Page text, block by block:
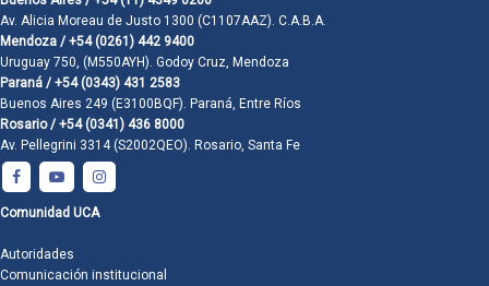
Av. Alicia Moreau de Justo 1300 (C1107AAZ). C.A.B.A.
Mendoza / +54 (0261) 442 9400
Uruguay 750, (M550AYH). Godoy Cruz, Mendoza
Paraná / +54 (0343) 431 2583
Buenos Aires 249 (E3100BQF). Paraná, Entre Ríos
Rosario / +54 (0341) 436 8000
Av. Pellegrini 3314 (S2002QEO). Rosario, Santa Fe
Comunidad UCA
Autoridades
Comunicación institucional